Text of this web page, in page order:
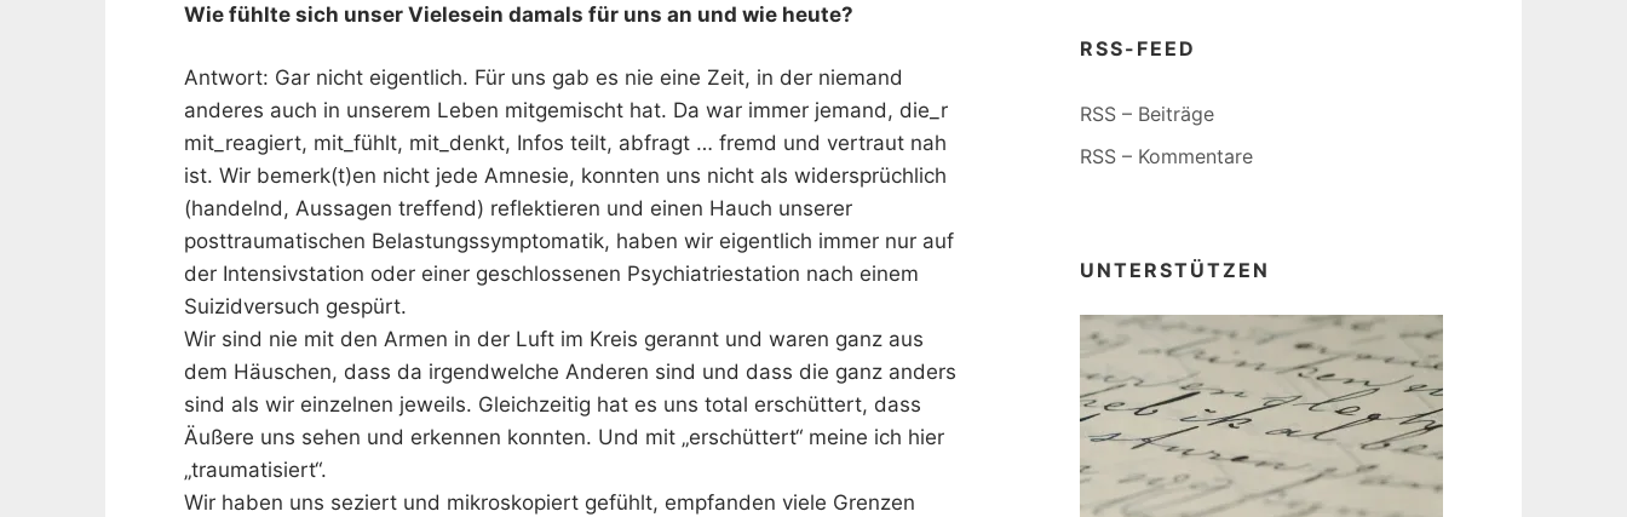
Wie fühlte sich unser Vielesein damals für uns an und wie heute?
Antwort: Gar nicht eigentlich. Für uns gab es nie eine Zeit, in der niemand
anderes auch in unserem Leben mitgemischt hat. Da war immer jemand, die_r
mit_reagiert, mit_fühlt, mit_denkt, Infos teilt, abfragt … fremd und vertraut nah
ist. Wir bemerk(t)en nicht jede Amnesie, konnten uns nicht als widersprüchlich
(handelnd, Aussagen treffend) reflektieren und einen Hauch unserer
posttraumatischen Belastungssymptomatik, haben wir eigentlich immer nur auf
der Intensivstation oder einer geschlossenen Psychiatriestation nach einem
Suizidversuch gespürt.
Wir sind nie mit den Armen in der Luft im Kreis gerannt und waren ganz aus
dem Häuschen, dass da irgendwelche Anderen sind und dass die ganz anders
sind als wir einzelnen jeweils. Gleichzeitig hat es uns total erschüttert, dass
Äußere uns sehen und erkennen konnten. Und mit „erschüttert“ meine ich hier
„traumatisiert“.
Wir haben uns seziert und mikroskopiert gefühlt, empfanden viele Grenzen
RSS-FEED
RSS – Beiträge
RSS – Kommentare
UNTERSTÜTZEN